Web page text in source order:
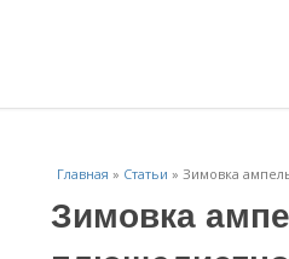
Главная » Статьи » Зимовка
Зимовка